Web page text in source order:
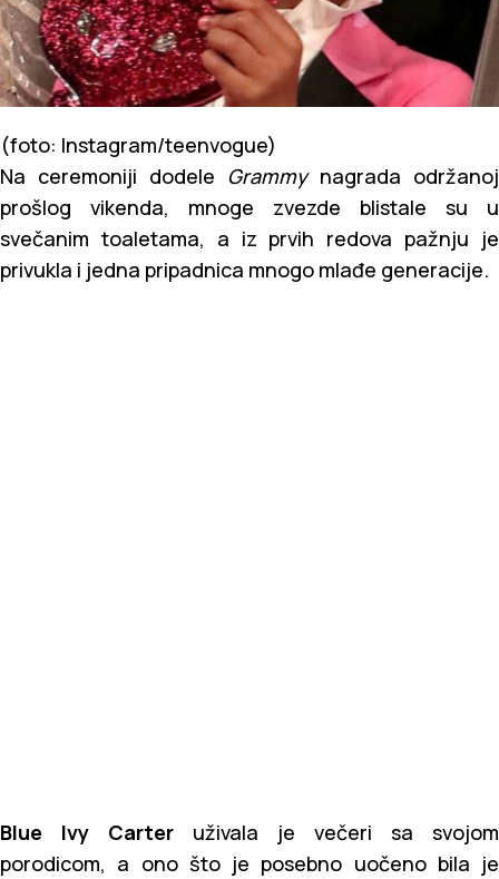
(foto: Instagram/teenvogue)
Na ceremoniji dodele Grammynagrada održanoj
prošlog vikenda, mnoge zvezde blistale su u
svečanim toaletama, a iz prvih redova pažnju je
privukla i jedna pripadnica mnogo mlađe generacije.
Blue Ivy Carter uživala je večeri sa svojom
porodicom, a ono što je posebno uočeno bila je